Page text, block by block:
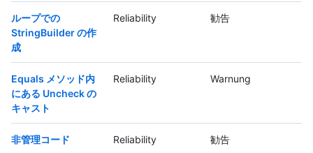
ループでの
StringBuilder の作
成
Reliability 勧告
Equals メソッド内
にある Uncheck の
キャスト
Reliability Warnung
非管理コード Reliability 勧告